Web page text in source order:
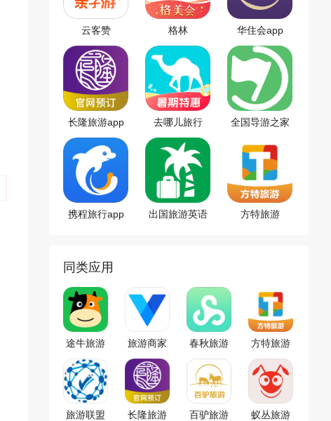
云客赞 格林 华住会app
长隆旅游app
去哪儿旅行
app
全国导游之家
携程旅行app 出国旅游英语 方特旅游
同类应用
途牛旅游
app
旅游商家
app
春秋旅游
app
方特旅游
旅游联盟
长隆旅游
百驴旅游 蚁丛旅游